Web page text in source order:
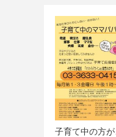
子育て中の方